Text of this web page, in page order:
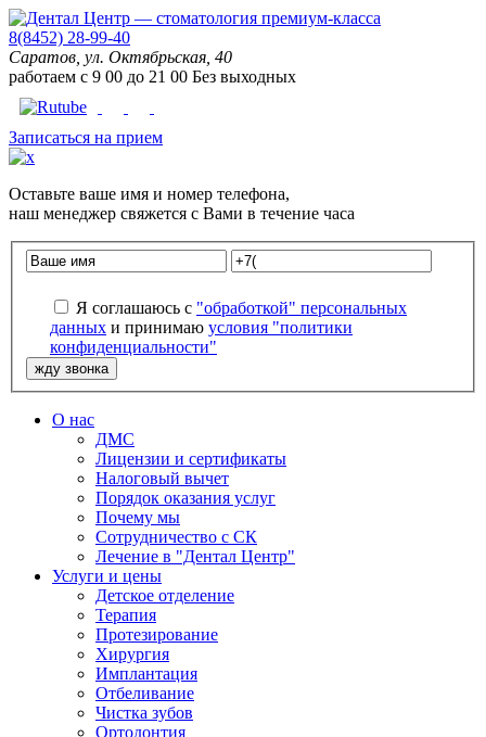
8(8452) 28-99-40
Саратов, ул. Октябрьская, 40
работаем с 9 00 до 21 00 Без выходных
Записаться на прием
Оставьте ваше имя и номер телефона,
наш менеджер свяжется с Вами в течение часа
Я соглашаюсь с "обработкой" персональных
данных и принимаю условия "политики
конфиденциальности"
О нас
ДМС
Лицензии и сертификаты
Налоговый вычет
Порядок оказания услуг
Почему мы
Сотрудничество с СК
Лечение в "Дентал Центр"
Услуги и цены
Детское отделение
Терапия
Протезирование
Хирургия
Имплантация
Отбеливание
Чистка зубов
Ортодонтия